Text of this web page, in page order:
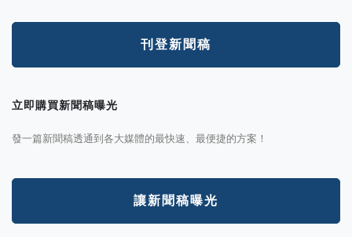
刊登新聞稿
立即購買新聞稿曝光
發一篇新聞稿透通到各大媒體的最快速、最便捷的方案！
讓新聞稿曝光